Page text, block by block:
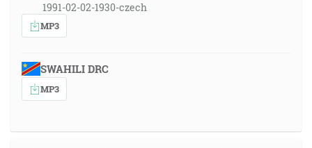
1991-02-02-1930-czech
MP3
SWAHILI DRC
MP3